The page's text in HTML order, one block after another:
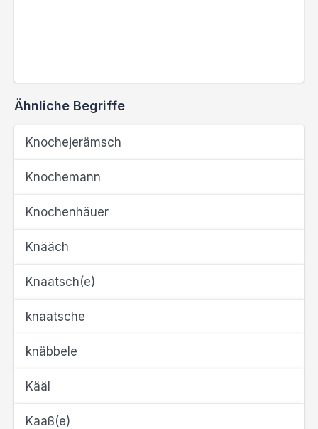
Ähnliche Begriffe
Knochejerämsch
Knochemann
Knochenhäuer
Knääch
Knaatsch(e)
knaatsche
knäbbele
Kääl
Kaaß(e)